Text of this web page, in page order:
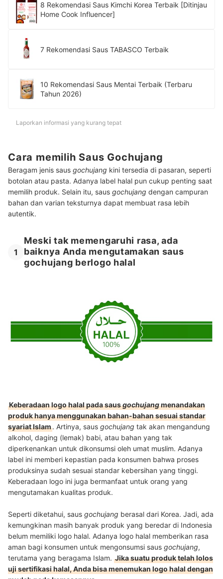
8 Rekomendasi Saus Kimchi Korea Terbaik [Ditinjau
Home Cook Influencer]
7 Rekomendasi Saus TABASCO Terbaik
10 Rekomendasi Saus Mentai Terbaik (Terbaru
Tahun 2026)
Laporkan informasi yang kurang tepat
Cara memilih Saus Gochujang
Beragam jenis saus gochujang kini tersedia di pasaran, seperti
botolan atau pasta. Adanya label halal pun cukup penting saat
memilih produk. Selain itu, saus gochujang dengan campuran
bahan dan varian teksturnya dapat membuat rasa lebih
autentik.
1
Meski tak memengaruhi rasa, ada
baiknya Anda mengutamakan saus
gochujang berlogo halal
Keberadaan logo halal pada sausgochujangmenandakan
produk hanya menggunakan bahan-bahan sesuai standar
syariat Islam. Artinya, saus gochujang tak akan mengandung
alkohol, daging (lemak) babi, atau bahan yang tak
diperkenankan untuk dikonsumsi oleh umat muslim. Adanya
label ini memberi kepastian pada konsumen bahwa proses
produksinya sudah sesuai standar kebersihan yang tinggi.
Keberadaan logo ini juga bermanfaat untuk orang yang
mengutamakan kualitas produk.
Seperti diketahui, saus gochujang berasal dari Korea. Jadi, ada
kemungkinan masih banyak produk yang beredar di Indonesia
belum memiliki logo halal. Adanya logo halal memberikan rasa
aman bagi konsumen untuk mengonsumsi saus gochujang,
terutama yang beragama Islam. Jika suatu produk telah lolos
uji sertifikasi halal, Anda bisa menemukan logo halal dengan